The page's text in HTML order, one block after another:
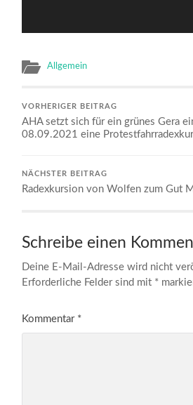
Allgemein
VORHERIGER BEITRAG
AHA setzt sich für ein grünes Gera
08.09.2021 eine
NÄCHSTER BEITRAG
Radexkursion von Wolfen zum Gut
Schreibe einen
Deine E-Mail-Adresse wird nicht
Erforderliche Felder sind mit *
Kommentar *